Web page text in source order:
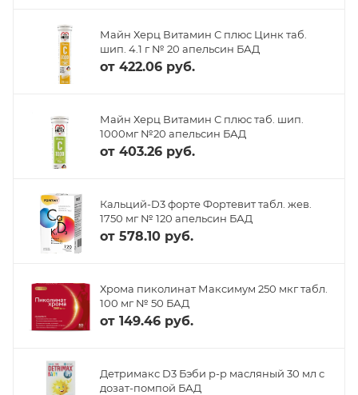
Майн Херц Витамин С плюс Цинк таб.
шип. 4.1 г № 20 апельсин БАД
от 422.06 руб.
Майн Херц Витамин С плюс таб. шип.
1000мг №20 апельсин БАД
от 403.26 руб.
Кальций-D3 форте Фортевит табл. жев.
1750 мг № 120 апельсин БАД
от 578.10 руб.
Хрома пиколинат Максимум 250 мкг табл.
100 мг № 50 БАД
от 149.46 руб.
Детримакс D3 Бэби р-р масляный 30 мл с
дозат-помпой БАД